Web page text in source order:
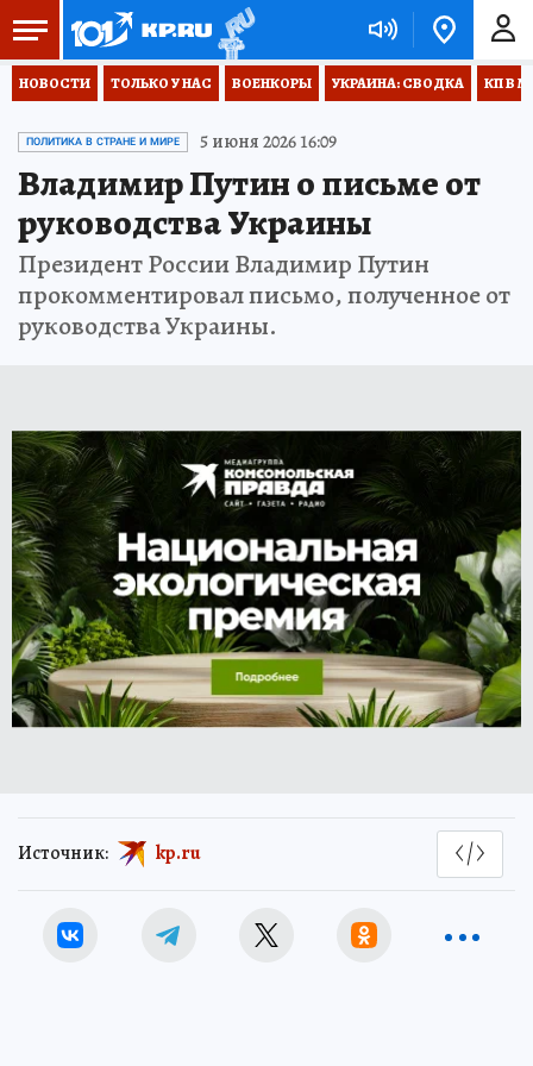
НОВОСТИ ТОЛЬКО У НАС ВОЕНКОРЫ УКРАИНА: СВОДКА КП В
ПОЛИТИКА В СТРАНЕ И МИРЕ 5 июня 2026 16:09
Владимир Путин о письме от
руководства Украины
Президент России Владимир Путин
прокомментировал письмо, полученное от
руководства Украины.
Источник: kp.ru